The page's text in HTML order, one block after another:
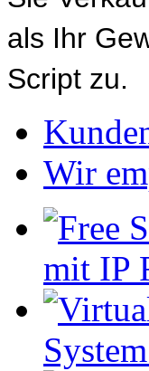
als Ihr
Script zu.
Wir
mit IP